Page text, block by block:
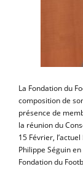
La Fondation du
composition de
présence de
la réunion du
15 Février,
Philippe Séguin
Fondation du